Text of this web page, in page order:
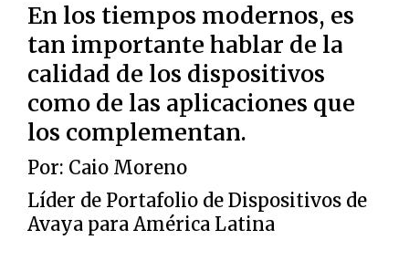
En los tiempos modernos, es
tan importante hablar de la
calidad de los dispositivos
como de las aplicaciones que
los complementan.
Por: Caio Moreno
Líder de Portafolio de Dispositivos de
Avaya para América Latina